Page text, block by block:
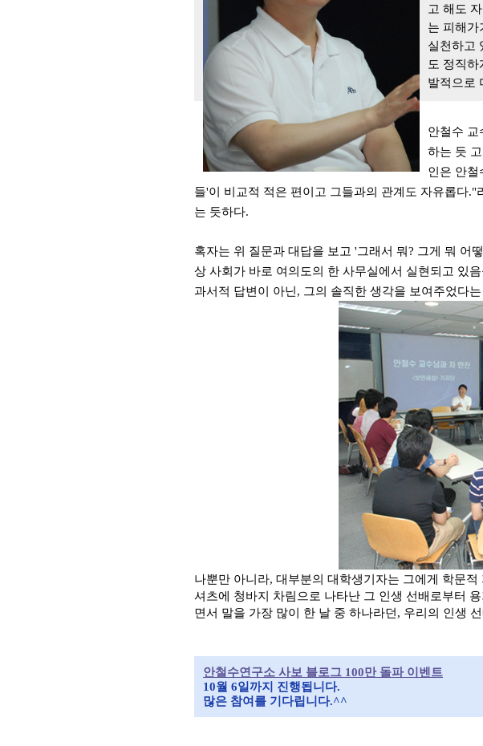
고 해도
는 피해가
실천하고
도 정직하
발적으로
안철수 교
하는 듯
인은 안철
들'이 비교적 적은 편이고 그들과의 관계도 자유롭다."
는 듯하다.
혹자는 위 질문과 대답을 보고 '그래서 뭐? 그게 뭐 어
상 사회가 바로 여의도의 한 사무실에서 실현되고 있
과서적 답변이 아닌, 그의 솔직한 생각을 보여주었다
나뿐만 아니라, 대부분의 대학생기자는 그에게 학문
셔츠에 청바지 차림으로 나타난 그 인생 선배로부터
면서 말을 가장 많이 한 날 중 하나라던, 우리의 인생
안철수연구소 사보 블로그 100만 돌파 이벤트
10월 6일까지 진행됩니다.
많은 참여를 기다립니다.^^